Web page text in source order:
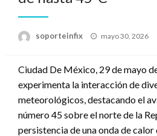
soporteinfix
Publicado
mayo 30, 2026
Ciudad De México, 29 de mayo
experimenta la interacción de
meteorológicos, destacando el
número 45 sobre el norte de la
persistencia de una onda de